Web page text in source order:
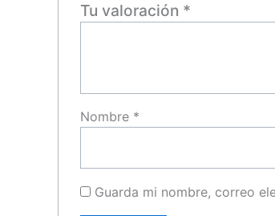
Tu valoración *
Nombre *
Guarda mi nombre, correo